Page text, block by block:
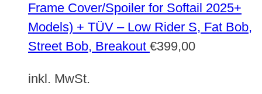
Frame Cover/Spoiler for Softail 2025+
Models) + TÜV – Low Rider S, Fat Bob,
Street Bob, Breakout €399,00
inkl. MwSt.